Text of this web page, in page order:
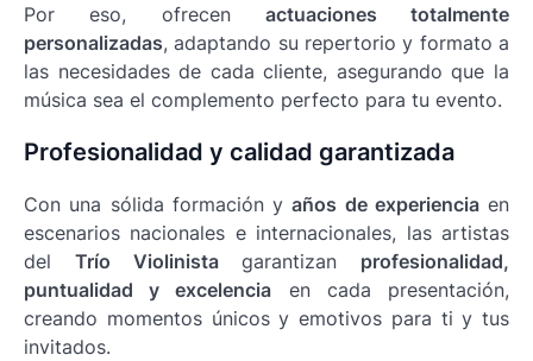
Por eso, ofrecen actuaciones totalmente
personalizadas, adaptando su repertorio y formato a
las necesidades de cada cliente, asegurando que la
música sea el complemento perfecto para tu evento.
Profesionalidad y calidad garantizada
Con una sólida formación yaños de experienciaen
escenarios nacionales e internacionales, las artistas
del Trío Violinistagarantizan profesionalidad,
puntualidad y excelencia en cada presentación,
creando momentos únicos y emotivos para ti y tus
invitados.